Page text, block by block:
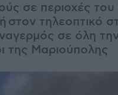
σε περιοχές
στον τηλεοπτικό
σε όλη
της Μαριούπολης